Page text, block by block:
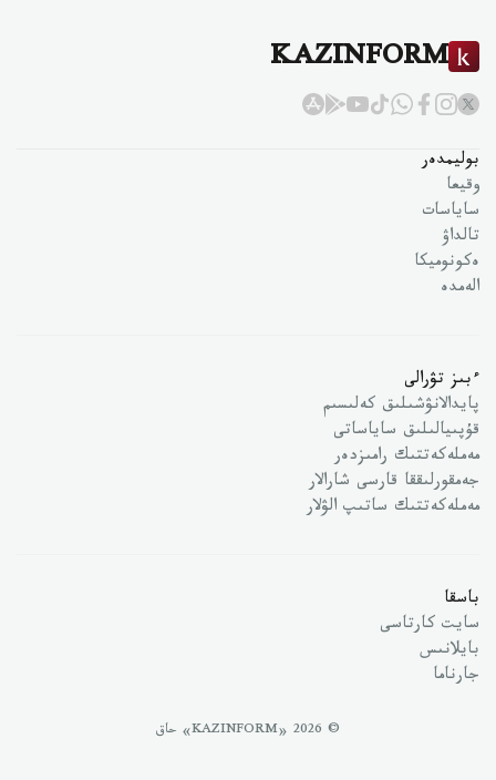
KAZINFORM
بوليمدەر
وقيعا
ساياسات
تالداۋ
ەكونوميكا
الەمدە
ءبىز تۋرالى
پايدالانۋشىلىق كەلىسىم
قۇپىيالىلىق ساياساتى
مەملەكەتتىك رامىزدەر
جەمقورلىققا قارسى شارالار
مەملەكەتتىك ساتىپ الۋلار
باسقا
سايت كارتاسى
بايلانىس
جارناما
© 2026 «KAZINFORM» حاق